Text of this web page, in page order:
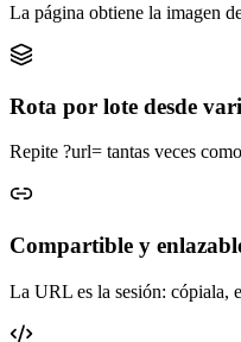
La página obtiene la imagen
Rota por lote desde
Repite ?url= tantas veces
Compartible y
La URL es la sesión: cópiala,